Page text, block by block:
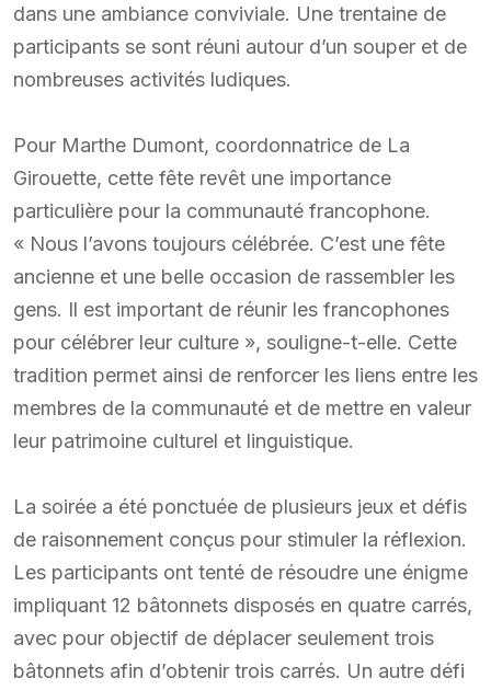
dans une ambiance conviviale. Une trentaine de
participants se sont réuni autour d’un souper et de
nombreuses activités ludiques.
Pour Marthe Dumont, coordonnatrice de La
Girouette, cette fête revêt une importance
particulière pour la communauté francophone.
« Nous l’avons toujours célébrée. C’est une fête
ancienne et une belle occasion de rassembler les
gens. Il est important de réunir les francophones
pour célébrer leur culture », souligne-t-elle. Cette
tradition permet ainsi de renforcer les liens entre les
membres de la communauté et de mettre en valeur
leur patrimoine culturel et linguistique.
La soirée a été ponctuée de plusieurs jeux et défis
de raisonnement conçus pour stimuler la réflexion.
Les participants ont tenté de résoudre une énigme
impliquant 12 bâtonnets disposés en quatre carrés,
avec pour objectif de déplacer seulement trois
bâtonnets afin d’obtenir trois carrés. Un autre défi